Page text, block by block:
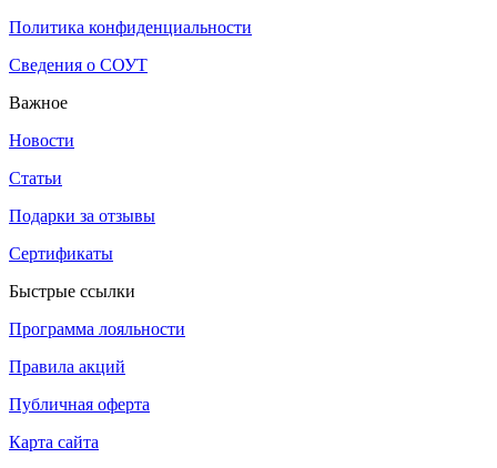
Политика конфиденциальности
Сведения о СОУТ
Важное
Новости
Статьи
Подарки за отзывы
Сертификаты
Быстрые ссылки
Программа лояльности
Правила акций
Публичная оферта
Карта сайта